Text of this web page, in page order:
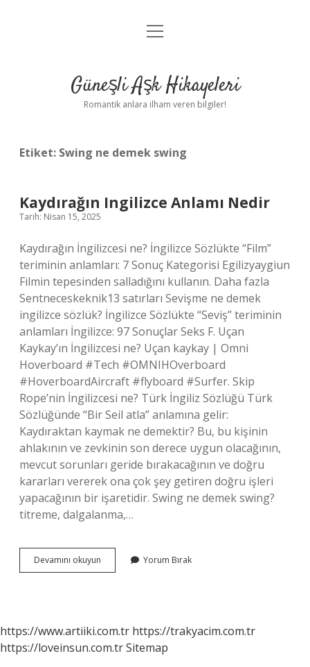
Anasayfa
Yasal Uyarı
menüyü
Güneşli Aşk Hikayeleri
Romantik anlara ilham veren bilgiler!
Etiket: Swing ne demek swing
Kaydırağın Ingilizce Anlamı Nedir
Tarih: Nisan 15, 2025
Kaydırağın İngilizcesi ne? İngilizce Sözlükte “Film”
teriminin anlamları: 7 Sonuç Kategorisi Egilizyaygiun
Filmin tepesinden salladığını kullanın. Daha fazla
Sentneceskeknik13 satırları Sevişme ne demek
ingilizce sözlük? İngilizce Sözlükte “Seviş” teriminin
anlamları İngilizce: 97 Sonuçlar Seks F. Uçan
Kaykay’ın İngilizcesi ne? Uçan kaykay | Omni
Hoverboard #Tech #OMNIHOverboard
#HoverboardAircraft #flyboard #Surfer. Skip
Rope’nin İngilizcesi ne? Türk İngiliz Sözlüğü Türk
Sözlüğünde “Bir Seil atla” anlamına gelir:
Kaydıraktan kaymak ne demektir? Bu, bu kişinin
ahlakının ve zevkinin son derece uygun olacağının,
mevcut sorunları geride bırakacağının ve doğru
kararları vererek ona çok şey getiren doğru işleri
yapacağının bir işaretidir. Swing ne demek swing?
titreme, dalgalanma,…
Devamını okuyun Kaydırağın
Ingilizce
Yorum Bırak
https://www.artiiki.com.tr https://trakyacim.com.tr
https://loveinsun.com.trSitemap